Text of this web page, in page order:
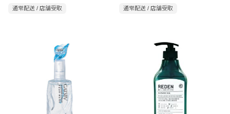
ガモット 70g
通常配送 / 店舗受取 通常配送 / 店舗受取